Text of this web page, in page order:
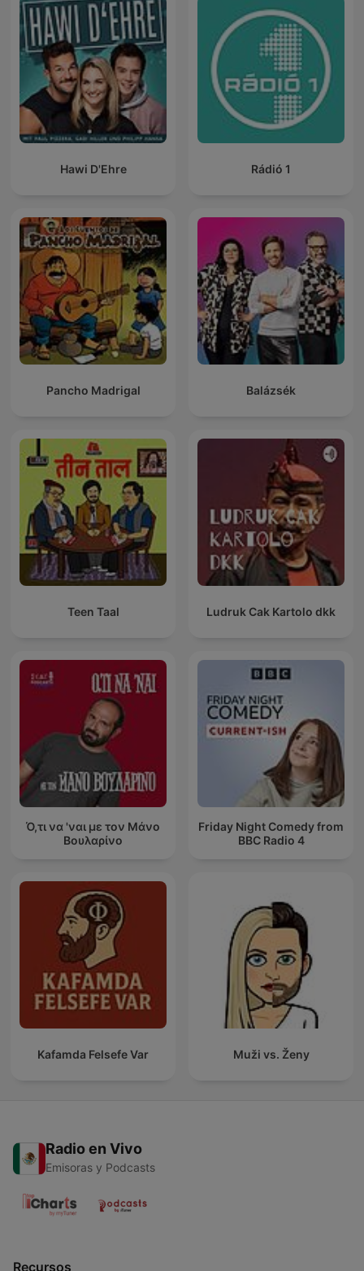
Hawi D'Ehre Rádió 1
Pancho Madrigal Balázsék
Teen Taal Ludruk Cak Kartolo dkk
Ό,τι να 'ναι με τον Μάνο
Βουλαρίνο
Friday Night Comedy from
BBC Radio 4
Kafamda Felsefe Var Muži vs. Ženy
Radio en Vivo
Emisoras y Podcasts
Recursos